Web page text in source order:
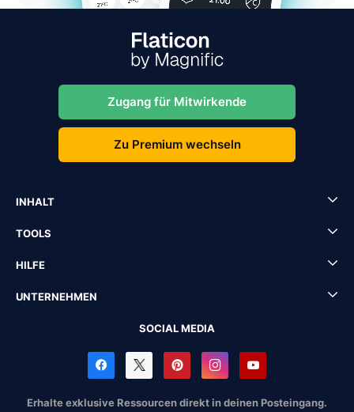
Zugang für Mitwirkende
Zu Premium wechseln
INHALT
TOOLS
HILFE
UNTERNEHMEN
SOCIAL MEDIA
Erhalte exklusive Ressourcen direkt in deinen Posteingang.